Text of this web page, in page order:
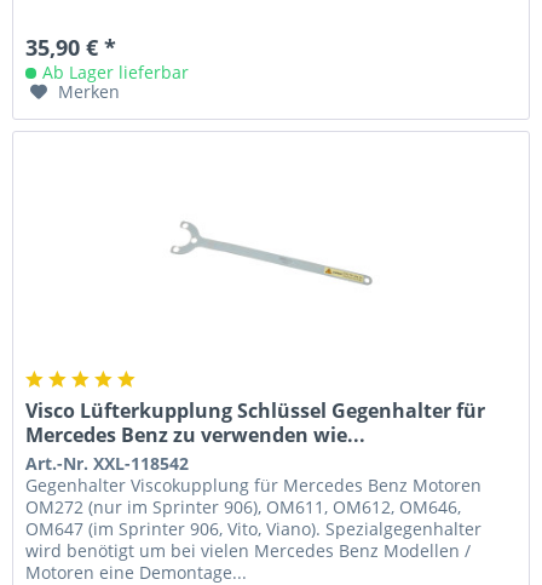
35,90 € *
Ab Lager lieferbar
Merken
Visco Lüfterkupplung Schlüssel Gegenhalter für
Mercedes Benz zu verwenden wie...
Art.-Nr. XXL-118542
Gegenhalter Viscokupplung für Mercedes Benz Motoren
OM272 (nur im Sprinter 906), OM611, OM612, OM646,
OM647 (im Sprinter 906, Vito, Viano). Spezialgegenhalter
wird benötigt um bei vielen Mercedes Benz Modellen /
Motoren eine Demontage...